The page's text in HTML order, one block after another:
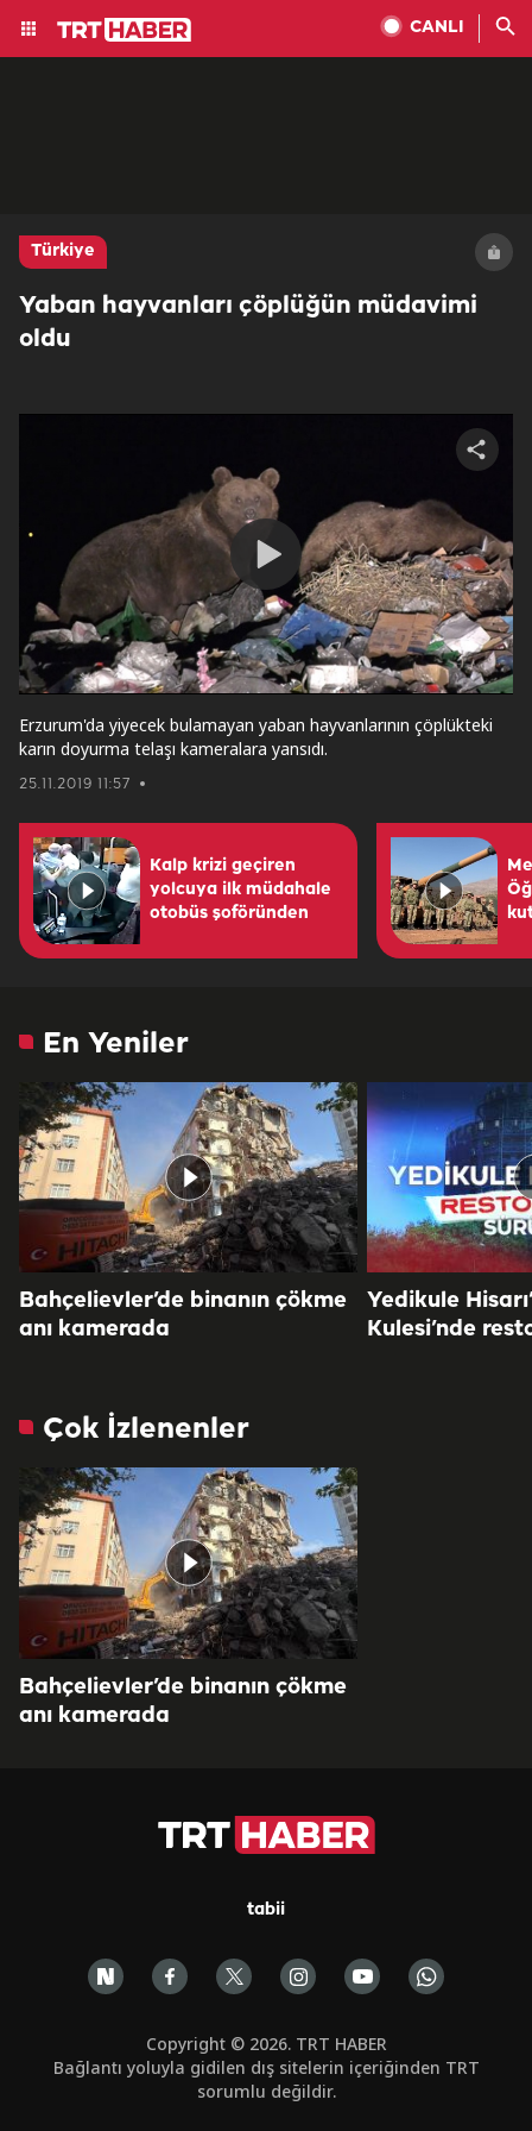
CANLI
Türkiye
Yaban hayvanları çöplüğün müdavimi
oldu
Play
Video
Share
video
25.11.2019 11:57
Erzurum'da yiyecek bulamayan yaban hayvanlarının çöplükteki
karın doyurma telaşı kameralara yansıdı.
Kalp krizi geçiren
yolcuya ilk müdahale
otobüs şoföründen
En Yeniler
Bahçelievler’de binanın çökme
anı kamerada
Yedikule
Kulesi’nde
Çok İzlenenler
Bahçelievler’de binanın çökme
anı kamerada
tabii
Copyright © 2026. TRT HABER
Bağlantı yoluyla gidilen dış sitelerin içeriğinden TRT
sorumlu değildir.